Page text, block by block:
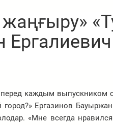
Ергалиевич
каждым выпускником
Ергазинов
«Мне всегда